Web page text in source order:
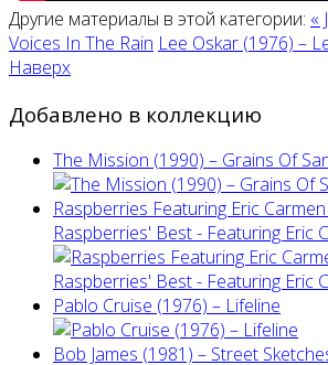
Другие материалы в этой категории: «
Voices In The Rain Lee Oskar (1976) –
Наверх
Добавлено в коллекцию
The Mission (1990) – Grains Of
Raspberries Featuring Eric
Raspberries' Best - Featuring Eric
Pablo Cruise (1976) – Lifeline
Bob James (1981) – Street